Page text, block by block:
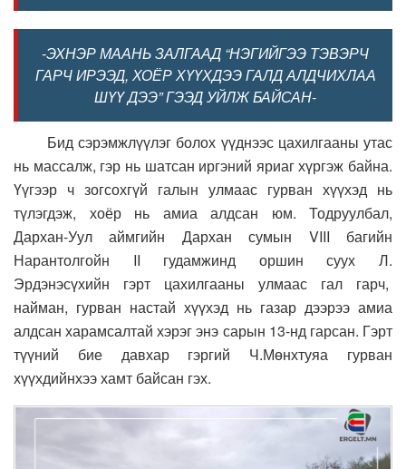
-ЭХНЭР МААНЬ ЗАЛГААД “НЭГИЙГЭЭ ТЭВЭРЧ
ГАРЧ ИРЭЭД, ХОЁР ХҮҮХДЭЭ ГАЛД АЛДЧИХЛАА
ШҮҮ ДЭЭ” ГЭЭД УЙЛЖ БАЙСАН-
Бид сэрэмжлүүлэг болох үүднээс цахилгааны утас
нь массалж, гэр нь шатсан иргэний яриаг хүргэж байна.
Үүгээр ч зогсохгүй галын улмаас гурван хүүхэд нь
түлэгдэж, хоёр нь амиа алдсан юм. Тодруулбал,
Дархан-Уул аймгийн Дархан сумын VIII багийн
Нарантолгойн II гудамжинд оршин суух Л.
Эрдэнэсүхийн гэрт цахилгааны улмаас гал гарч,
найман, гурван настай хүүхэд нь газар дээрээ амиа
алдсан харамсалтай хэрэг энэ сарын 13-нд гарсан. Гэрт
түүний бие давхар гэргий Ч.Мөнхтуяа гурван
хүүхдийнхээ хамт байсан гэх.